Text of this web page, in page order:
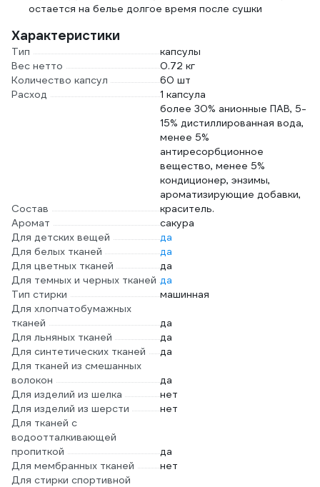
остается на белье долгое время после сушки
Характеристики
Тип
капсулы
Вес нетто
0.72 кг
Количество капсул
60 шт
Расход
1 капсула
Состав
более 30% анионные ПАВ, 5-
15% дистиллированная вода,
менее 5%
антиресорбционное
вещество, менее 5%
кондиционер, энзимы,
ароматизирующие добавки,
краситель.
Аромат
сакура
Для детских вещей
да
Для белых тканей
да
Для цветных тканей
да
Для темных и черных тканей да
Тип стирки
машинная
Для хлопчатобумажных
тканей
да
Для льняных тканей
да
Для синтетических тканей
да
Для тканей из смешанных
волокон
да
Для изделий из шелка
нет
Для изделий из шерсти
нет
Для тканей с
водоотталкивающей
пропиткой
да
Для мембранных тканей
нет
Для стирки спортивной